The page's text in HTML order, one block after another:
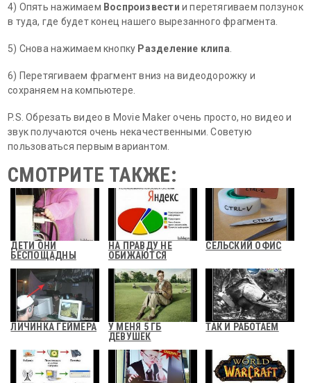
4) Опять нажимаем Воспроизвести и перетягиваем ползунок
в туда, где будет конец нашего вырезанного фрагмента.
5) Снова нажимаем кнопку Разделение клипа
6) Перетягиваем фрагмент вниз на видеодорожку и
сохраняем на компьютере.
P.S. Обрезать видео в Movie Maker очень просто, но видео и
звук получаются очень некачественными. Советую
пользоваться первым вариантом.
СМОТРИТЕ ТАКЖЕ:
ДЕТИ ОНИ
БЕСПОЩАДНЫ
НА ПРАВДУ НЕ
ОБИЖАЮТСЯ
СЕЛЬСКИЙ ОФИС
ЛИЧИНКА ГЕЙМЕРА
У МЕНЯ 5 ГБ
ДЕВУШЕК
ТАК И РАБОТАЕМ